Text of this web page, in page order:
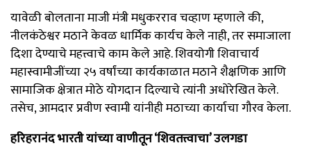
यावेळी बोलताना माजी मंत्री मधुकरराव चव्हाण म्हणाले की,
नीलकंठेश्वर मठाने केवळ धार्मिक कार्यच केले नाही, तर समाजाला
दिशा देण्याचे महत्त्वाचे काम केले आहे. शिवयोगी शिवाचार्य
महास्वामीजींच्या २५ वर्षांच्या कार्यकाळात मठाने शैक्षणिक आणि
सामाजिक क्षेत्रात मोठे योगदान दिल्याचे त्यांनी अधोरेखित केले.
तसेच, आमदार प्रवीण स्वामी यांनीही मठाच्या कार्याचा गौरव केला.
हरिहरानंद भारती यांच्या वाणीतून ‘शिवतत्त्वाचा’ उलगडा